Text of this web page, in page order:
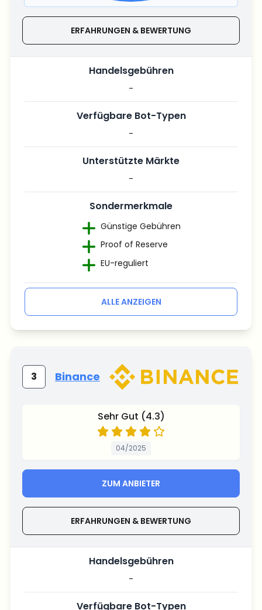
ERFAHRUNGEN & BEWERTUNG
Handelsgebühren
-
Verfügbare Bot-Typen
-
Unterstützte Märkte
-
Sondermerkmale
Günstige Gebühren
Proof of Reserve
EU-reguliert
ALLE ANZEIGEN
3 Binance
Sehr Gut (4.3)
04/2025
ZUM ANBIETER
ERFAHRUNGEN & BEWERTUNG
Handelsgebühren
-
Verfügbare Bot-Typen